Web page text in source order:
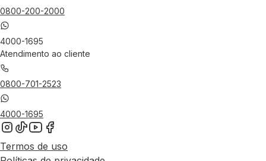
0800-200-2000
4000-1695
Atendimento ao cliente
0800-701-2523
4000-1695
Termos de uso